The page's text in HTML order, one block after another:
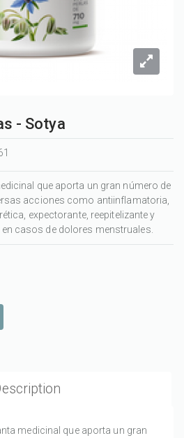
- Sotya
que aporta un gran número de
acciones como antiinflamatoria,
expectorante, reepitelizante y
casos de dolores menstruales.
medicinal que aporta un gran